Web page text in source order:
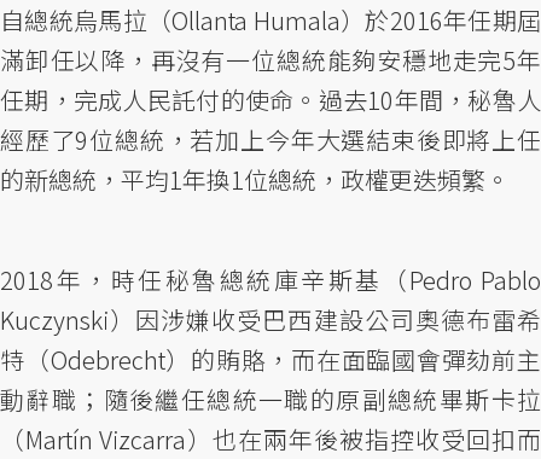
自總統烏馬拉（Ollanta Humala）於2016年任期屆
滿卸任以降，再沒有一位總統能夠安穩地走完5年
任期，完成人民託付的使命。過去10年間，秘魯人
經歷了9位總統，若加上今年大選結束後即將上任
的新總統，平均1年換1位總統，政權更迭頻繁。
2018年，時任秘魯總統庫辛斯基（Pedro Pablo
Kuczynski）因涉嫌收受巴西建設公司奧德布雷希
特（Odebrecht）的賄賂，而在面臨國會彈劾前主
動辭職；隨後繼任總統一職的原副總統畢斯卡拉
（Martín Vizcarra）也在兩年後被指控收受回扣而